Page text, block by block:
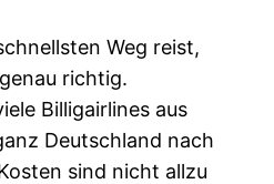
Weg reist,
richtig.
Billigairlines aus
Deutschland nach
sind nicht allzu